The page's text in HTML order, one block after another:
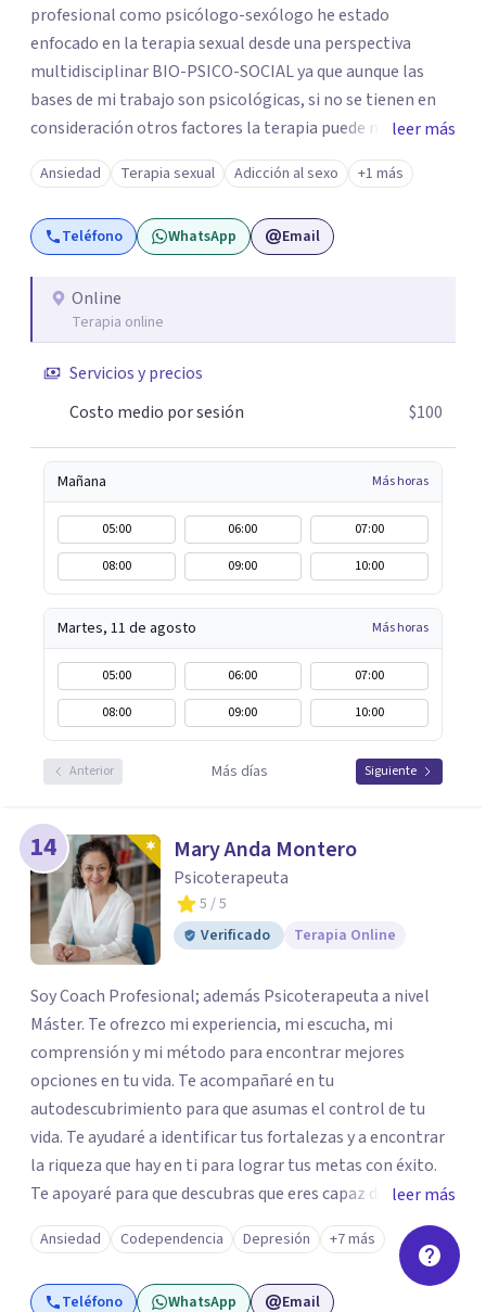
profesional como psicólogo-sexólogo he estado
enfocado en la terapia sexual desde una perspectiva
multidisciplinar BIO-PSICO-SOCIAL ya que aunque las
bases de mi trabajo son psicológicas, si no se tienen en
consideración otros factores la terapia puede no
funcionar al tener una visión demasiado simplista,
excluyendo de antemano otros factores que pueden
influir. Mi intención es ayudar para conseguir una mejora
global de tu sexualidad, considerando cada caso como
personal concreta. En especial mi ámbito de trabajo es la
disfunción eréctil, la eyaculación precoz y la falta de
es de enorme importancia tanto para el bienestar físico y
mental como a nivel personal para una buena
leer más
Ansiedad Terapia sexual Adicción al sexo +1 más
Teléfono WhatsApp Email
Online
Terapia online
Servicios y precios
Costo medio por sesión
$100
Mañana Más horas
05:00 06:00
07:00
08:00
09:00 10:00
Martes, 11 de agosto Más horas
05:00 06:00
07:00
08:00
09:00 10:00
Anterior Más días Siguiente
14 Mary Anda Montero
Psicoterapeuta
5 / 5
Verificado
Terapia Online
Soy Coach Profesional; además Psicoterapeuta a nivel
Máster. Te ofrezco mi experiencia, mi escucha, mi
comprensión y mi método para encontrar mejores
opciones en tu vida. Te acompañaré en tu
autodescubrimiento para que asumas el control de tu
vida. Te ayudaré a identificar tus fortalezas y a encontrar
la riqueza que hay en ti para lograr tus metas con éxito.
Te apoyaré para que descubras que eres capaz de
convertir los problemas en oportunidades Tú tienes
derecho a vivir con bienestar, sin culpas, sin
remordimientos y en plenitud. Con amor propio todo es
posible. En el viaje de tu vida. ¿Te das cuenta que tienes
leer más
Ansiedad Codependencia Depresión +7 más
Teléfono WhatsApp Email